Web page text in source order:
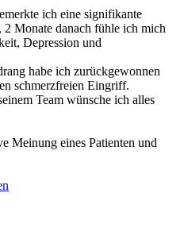
ich eine signifikante
Monate danach fühle ich mich
Depression und
habe ich zurückgewonnen
schmerzfreien Eingriff.
Team wünsche ich alles
Meinung eines Patienten und